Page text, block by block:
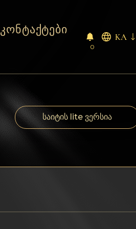
კონტაქტები
0
KA
საიტის lite ვერსია